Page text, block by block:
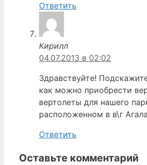
Ответить
Кирилл
04.07.2013 в 02:02
Здравствуйте!
как можно приобрести
вертолеты для нашего
расположенном в в\г
Ответить
Оставьте комментарий